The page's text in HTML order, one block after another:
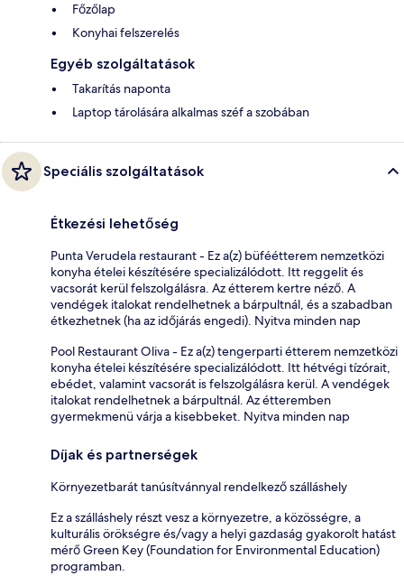
Főzőlap
Konyhai felszerelés
Egyéb szolgáltatások
Takarítás naponta
Laptop tárolására alkalmas széf a szobában
Speciális szolgáltatások
Étkezési lehetőség
Punta Verudela restaurant - Ez a(z) büféétterem nemzetközi
konyha ételei készítésére specializálódott. Itt reggelit és
vacsorát kerül felszolgálásra. Az étterem kertre néző. A
vendégek italokat rendelhetnek a bárpultnál, és a szabadban
étkezhetnek (ha az időjárás engedi). Nyitva minden nap
Pool Restaurant Oliva - Ez a(z) tengerparti étterem nemzetközi
konyha ételei készítésére specializálódott. Itt hétvégi tízórait,
ebédet, valamint vacsorát is felszolgálásra kerül. A vendégek
italokat rendelhetnek a bárpultnál. Az étteremben
gyermekmenü várja a kisebbeket. Nyitva minden nap
Díjak és partnerségek
Környezetbarát tanúsítvánnyal rendelkező szálláshely
Ez a szálláshely részt vesz a környezetre, a közösségre, a
kulturális örökségre és/vagy a helyi gazdaság gyakorolt hatást
mérő Green Key (Foundation for Environmental Education)
programban.